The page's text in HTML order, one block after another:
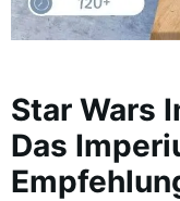
Star Wars
Das